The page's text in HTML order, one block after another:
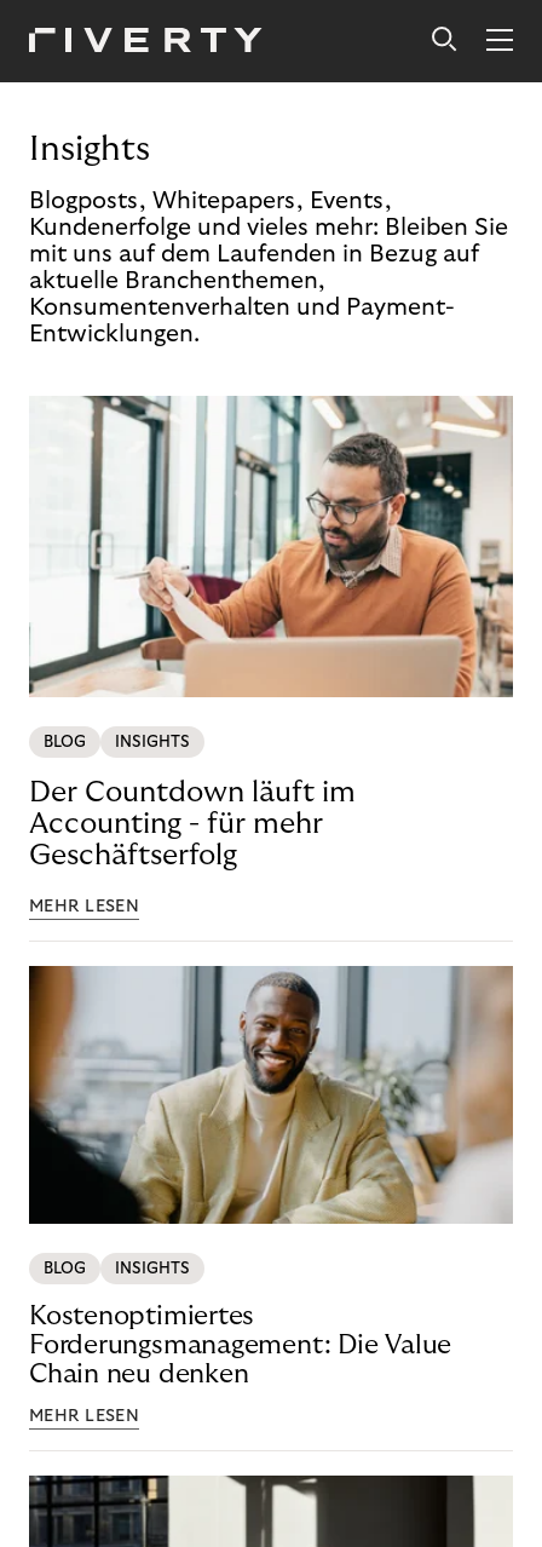
Insights
Blogposts, Whitepapers, Events,
Kundenerfolge und vieles mehr: Bleiben Sie
mit uns auf dem Laufenden in Bezug auf
aktuelle Branchenthemen,
Konsumentenverhalten und Payment-
Entwicklungen.
BLOG INSIGHTS
Der Countdown läuft im
Accounting - für mehr
Geschäftserfolg
MEHR LESEN
BLOG INSIGHTS
Kostenoptimiertes
Forderungsmanagement: Die Value
Chain neu denken
MEHR LESEN